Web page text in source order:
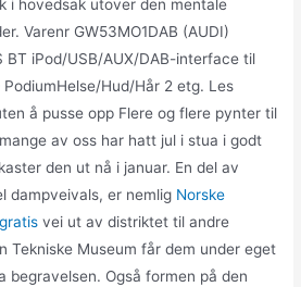
i hovedsak utover den mentale
Varenr GW53MO1DAB (AUDI)
BT iPod/USB/AUX/DAB-interface til
Hud/Hår 2 etg. Les
å pusse opp Flere og flere pynter til
av oss har hatt jul i stua i godt
den ut nå i januar. En del av
dampveivals, er nemlig Norske
vei ut av distriktet til andre
Tekniske Museum får dem under eget
begravelsen. Også formen på den